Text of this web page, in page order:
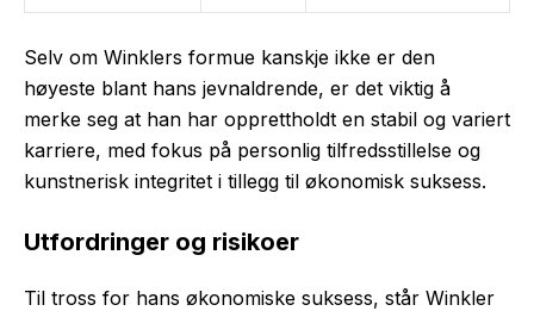
Selv om Winklers formue kanskje ikke er den
høyeste blant hans jevnaldrende, er det viktig å
merke seg at han har opprettholdt en stabil og variert
karriere, med fokus på personlig tilfredsstillelse og
kunstnerisk integritet i tillegg til økonomisk suksess.
Utfordringer og risikoer
Til tross for hans økonomiske suksess, står Winkler